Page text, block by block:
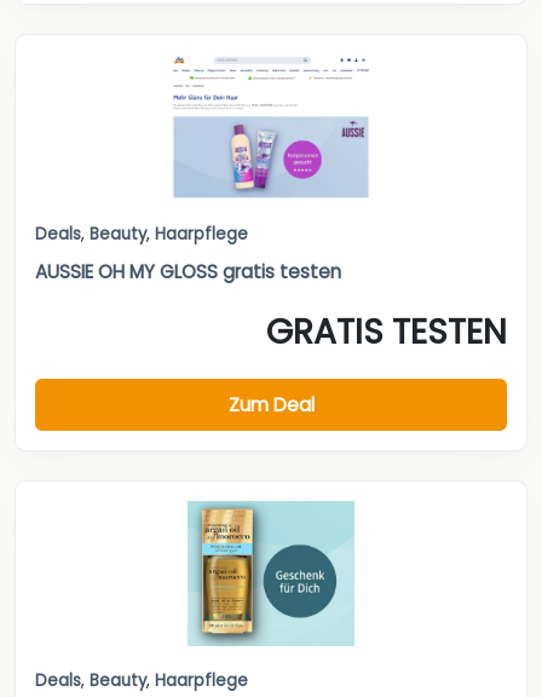
Deals, Beauty, Haarpflege
AUSSIE OH MY GLOSS gratis testen
GRATIS TESTEN
Zum Deal
Deals, Beauty, Haarpflege